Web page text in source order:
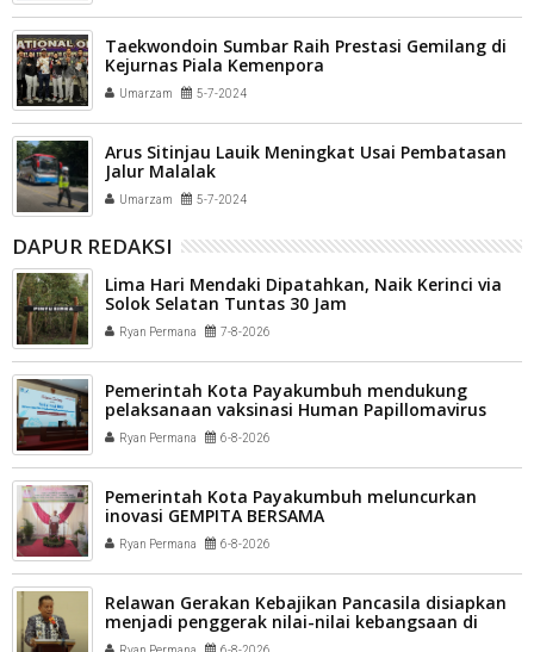
Taekwondoin Sumbar Raih Prestasi Gemilang di
Kejurnas Piala Kemenpora
Umarzam 5-7-2024
Arus Sitinjau Lauik Meningkat Usai Pembatasan
Jalur Malalak
Umarzam 5-7-2024
DAPUR REDAKSI
Lima Hari Mendaki Dipatahkan, Naik Kerinci via
Solok Selatan Tuntas 30 Jam
Ryan Permana 7-8-2026
Pemerintah Kota Payakumbuh mendukung
pelaksanaan vaksinasi Human Papillomavirus
(HPV) bagi aparatur sipil negara (ASN) dan
masyarakat
Ryan Permana 6-8-2026
Pemerintah Kota Payakumbuh meluncurkan
inovasi GEMPITA BERSAMA
Ryan Permana 6-8-2026
Relawan Gerakan Kebajikan Pancasila disiapkan
menjadi penggerak nilai-nilai kebangsaan di
tengah masyarakat Kota Payakumbuh